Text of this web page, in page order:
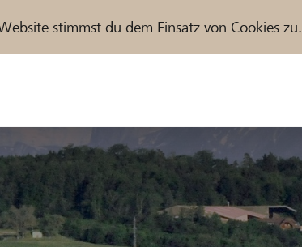
stimmst du dem Einsatz von Cookies zu.